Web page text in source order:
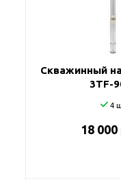
Джилекс
Скважинный
3TF-
4
18 000